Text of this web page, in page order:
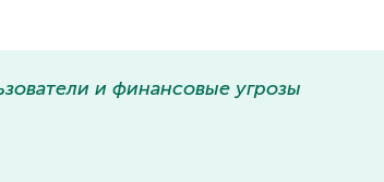
и финансовые угрозы